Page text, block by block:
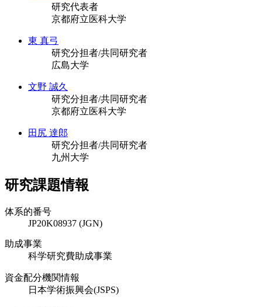
研究代表者
京都府立医科大学
東 真弓
研究分担者/共同研究者
広島大学
文野 誠久
研究分担者/共同研究者
京都府立医科大学
田尻 達郎
研究分担者/共同研究者
九州大学
研究課題情報
体系的番号
JP20K08937 (JGN)
助成事業
科学研究費助成事業
資金配分機関情報
日本学術振興会(JSPS)